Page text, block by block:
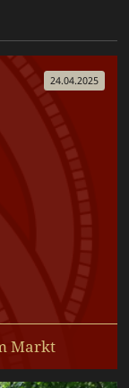
24.04.2025
Markt
freuen